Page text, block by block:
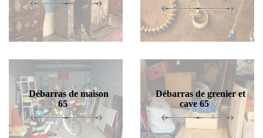
Débarras de maison
65
Débarras de grenier et
cave 65